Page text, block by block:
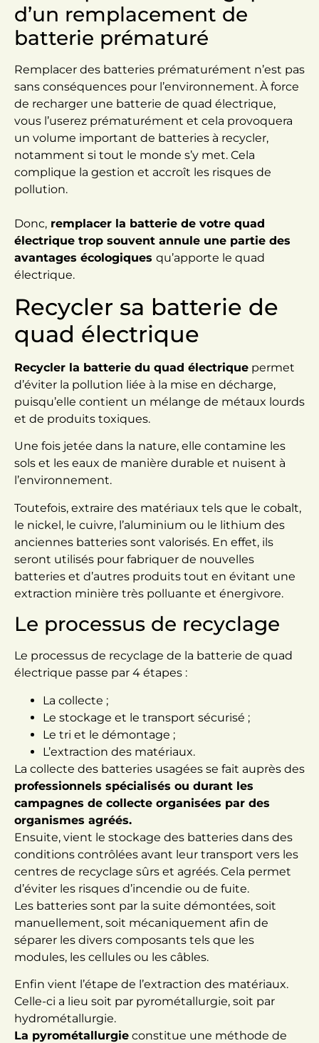
d’un remplacement de
batterie prématuré
Remplacer des batteries prématurément n’est pas
sans conséquences pour l’environnement. À force
de recharger une batterie de quad électrique,
vous l’userez prématurément et cela provoquera
un volume important de batteries à recycler,
notamment si tout le monde s’y met. Cela
complique la gestion et accroît les risques de
pollution.
Donc, remplacer la batterie de votre quad
électrique trop souvent annule une partie des
avantages écologiques qu’apporte le quad
électrique.
Recycler sa batterie de
quad électrique
Recycler la batterie du quad électrique permet
d’éviter la pollution liée à la mise en décharge,
puisqu’elle contient un mélange de métaux lourds
et de produits toxiques.
Une fois jetée dans la nature, elle contamine les
sols et les eaux de manière durable et nuisent à
l’environnement.
Toutefois, extraire des matériaux tels que le cobalt,
le nickel, le cuivre, l’aluminium ou le lithium des
anciennes batteries sont valorisés. En effet, ils
seront utilisés pour fabriquer de nouvelles
batteries et d’autres produits tout en évitant une
extraction minière très polluante et énergivore.
Le processus de recyclage
Le processus de recyclage de la batterie de quad
électrique passe par 4 étapes :
La collecte ;
Le stockage et le transport sécurisé ;
Le tri et le démontage ;
L’extraction des matériaux.
La collecte des batteries usagées se fait auprès des
professionnels spécialisés ou durant les
campagnes de collecte organisées par des
organismes agréés.
Ensuite, vient le stockage des batteries dans des
conditions contrôlées avant leur transport vers les
centres de recyclage sûrs et agréés. Cela permet
d’éviter les risques d’incendie ou de fuite.
Les batteries sont par la suite démontées, soit
manuellement, soit mécaniquement afin de
séparer les divers composants tels que les
modules, les cellules ou les câbles.
Enfin vient l’étape de l’extraction des matériaux.
Celle-ci a lieu soit par pyrométallurgie, soit par
hydrométallurgie.
La pyrométallurgie constitue une méthode de